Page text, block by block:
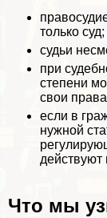
только суд;
судьи
при
степени
свои
если в
нужной
действуют
Что мы